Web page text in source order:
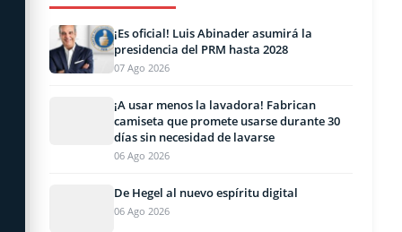
¡Es oficial! Luis Abinader asumirá la
presidencia del PRM hasta 2028
07 Ago 2026
¡A usar menos la lavadora! Fabrican
camiseta que promete usarse durante 30
días sin necesidad de lavarse
06 Ago 2026
De Hegel al nuevo espíritu digital
06 Ago 2026